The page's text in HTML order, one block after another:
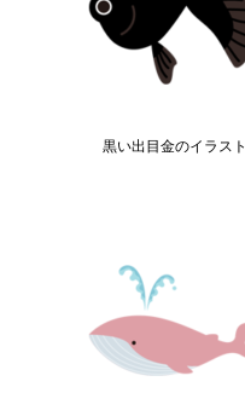
黒い出目金のイラスト